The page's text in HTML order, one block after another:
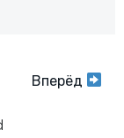
Вперёд